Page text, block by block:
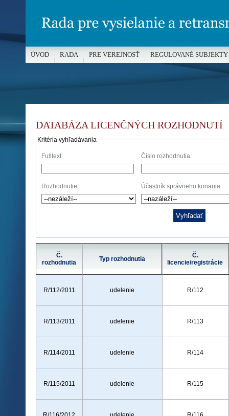
DATABÁZA LICENČNÝCH ROZHODNUTÍ
Kritéria vyhľadávania
Fulltext: Číslo rozhodnutia:
Rozhodnutie: Účastník správneho konania:
Č.
rozhodnutia
Typ rozhodnutia
Č.
licencie/registrácie
R/112/2011 udelenie R/112
R/113/2011 udelenie R/113
R/114/2011 udelenie R/114
R/115/2011 udelenie R/115
ÚVOD RADA PRE VEREJNOSŤ REGULOVANÉ SUBJEKTY